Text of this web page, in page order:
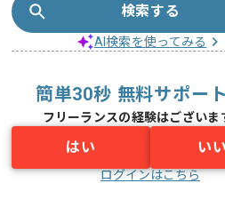
検索する
AI検索を使ってみる
簡単30秒 無料サポー
フリーランスの経験はございま
はい い
ログインはこちら